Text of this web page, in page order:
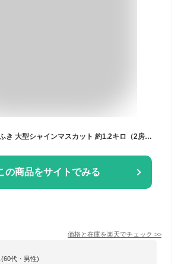
山梨県産 JAふえふき 大型シャインマスカット 約1.2キロ（2房）送料無料 ぶどう ブドウ 種なしぶどう ギフト 贈り物 クール便発送
の商品をサイトでみる
価格と在庫を楽天でチェック >>
代・男性)